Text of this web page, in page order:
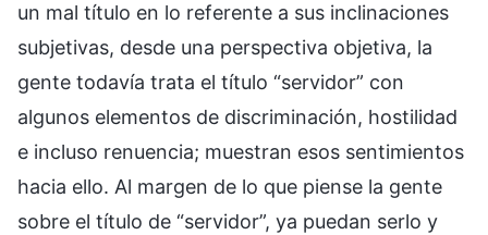
un mal título en lo referente a sus inclinaciones
subjetivas, desde una perspectiva objetiva, la
gente todavía trata el título “servidor” con
algunos elementos de discriminación, hostilidad
e incluso renuencia; muestran esos sentimientos
hacia ello. Al margen de lo que piense la gente
sobre el título de “servidor”, ya puedan serlo y